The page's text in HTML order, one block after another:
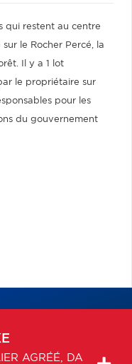
qui restent au centre
le Rocher Percé, la
Il y a 1 lot
le propriétaire sur
pour les
du gouvernement
AGRÉÉ, DA